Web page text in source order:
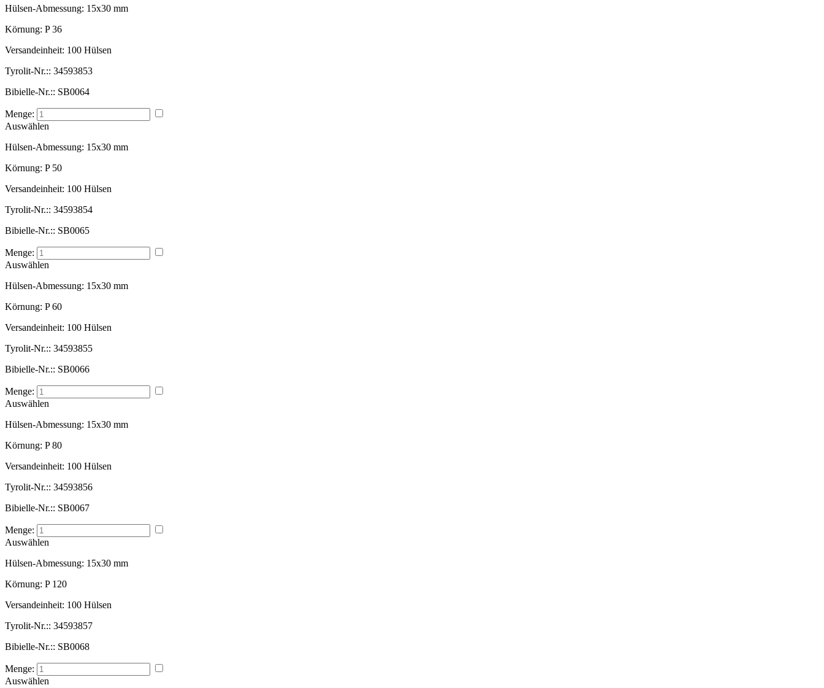
Hülsen-Abmessung: 15x30 mm
Körnung: P 36
Versandeinheit: 100 Hülsen
Tyrolit-Nr.:: 34593853
Bibielle-Nr.:: SB0064
Menge:
Auswählen
Hülsen-Abmessung: 15x30 mm
Körnung: P 50
Versandeinheit: 100 Hülsen
Tyrolit-Nr.:: 34593854
Bibielle-Nr.:: SB0065
Menge:
Auswählen
Hülsen-Abmessung: 15x30 mm
Körnung: P 60
Versandeinheit: 100 Hülsen
Tyrolit-Nr.:: 34593855
Bibielle-Nr.:: SB0066
Menge:
Auswählen
Hülsen-Abmessung: 15x30 mm
Körnung: P 80
Versandeinheit: 100 Hülsen
Tyrolit-Nr.:: 34593856
Bibielle-Nr.:: SB0067
Menge:
Auswählen
Hülsen-Abmessung: 15x30 mm
Körnung: P 120
Versandeinheit: 100 Hülsen
Tyrolit-Nr.:: 34593857
Bibielle-Nr.:: SB0068
Menge:
Auswählen